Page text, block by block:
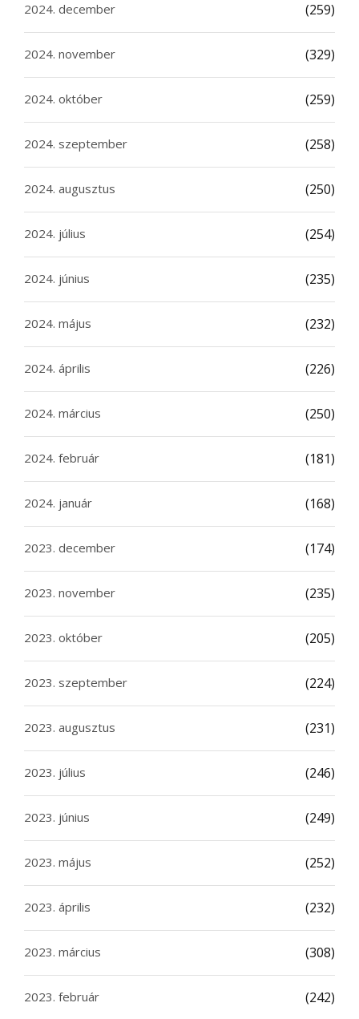
2024. december (259)
2024. november (329)
2024. október (259)
2024. szeptember (258)
2024. augusztus (250)
2024. július (254)
2024. június (235)
2024. május (232)
2024. április (226)
2024. március (250)
2024. február (181)
2024. január (168)
2023. december (174)
2023. november (235)
2023. október (205)
2023. szeptember (224)
2023. augusztus (231)
2023. július (246)
2023. június (249)
2023. május (252)
2023. április (232)
2023. március (308)
2023. február (242)